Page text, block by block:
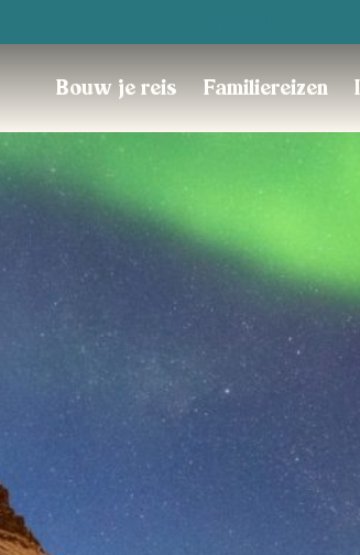
Bouw je reis Familiereizen